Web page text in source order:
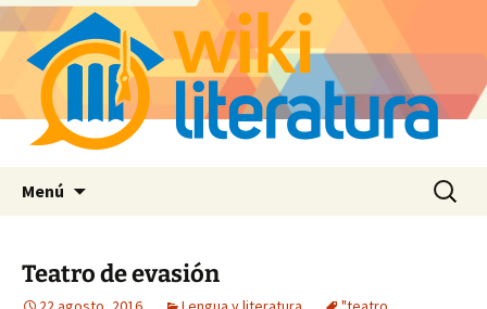
Menú Buscar:
Teatro de evasión